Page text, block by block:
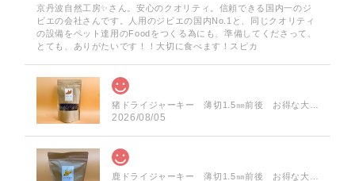
京丹波自然工房✨️さん。安心のクオリティ。信頼できる国内一のジ
ビエの会社さんです。人用のジビエの国内No.1と、同じクオリティ
の設備をペット達用のFoodをつくる為にも、準備してくださって、
とても、ありがたいです！！大切に食べます！スピカ
2026/08/05